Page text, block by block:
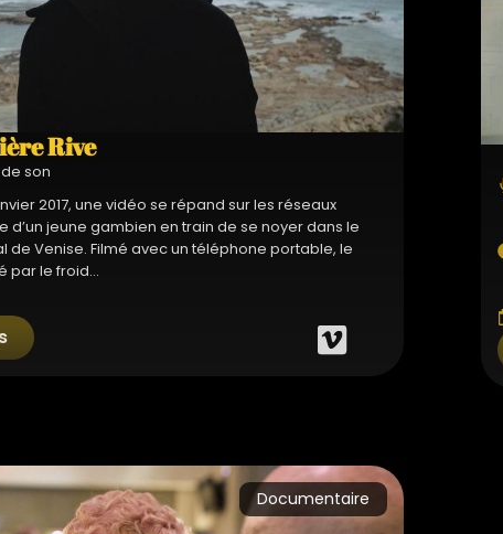
Rive
son
2017, une vidéo se répand sur les réseaux
d’un jeune gambien en train de se noyer dans le
de Venise. Filmé avec un téléphone portable, le
par le froid...
Documentaire